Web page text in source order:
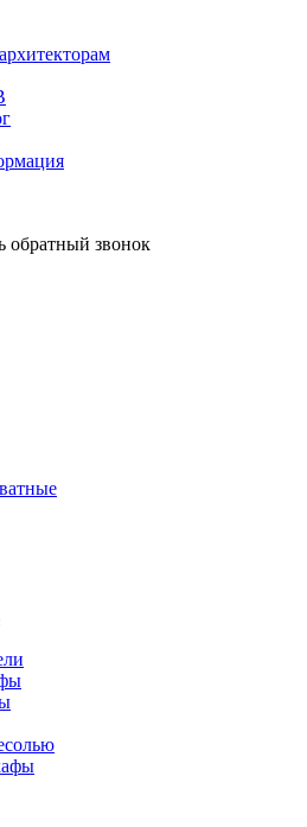
обратный звонок